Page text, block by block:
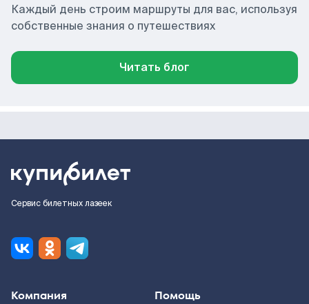
Каждый день строим маршруты для вас, используя
собственные знания о путешествиях
Читать блог
Сервис билетных лазеек
Компания Помощь